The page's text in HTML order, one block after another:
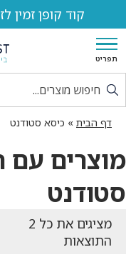
קוד קופן זמין לזמן
תפריט
דף הבית » כיסא סטודנט
מוצרים עם
סטודנט
התוצאות